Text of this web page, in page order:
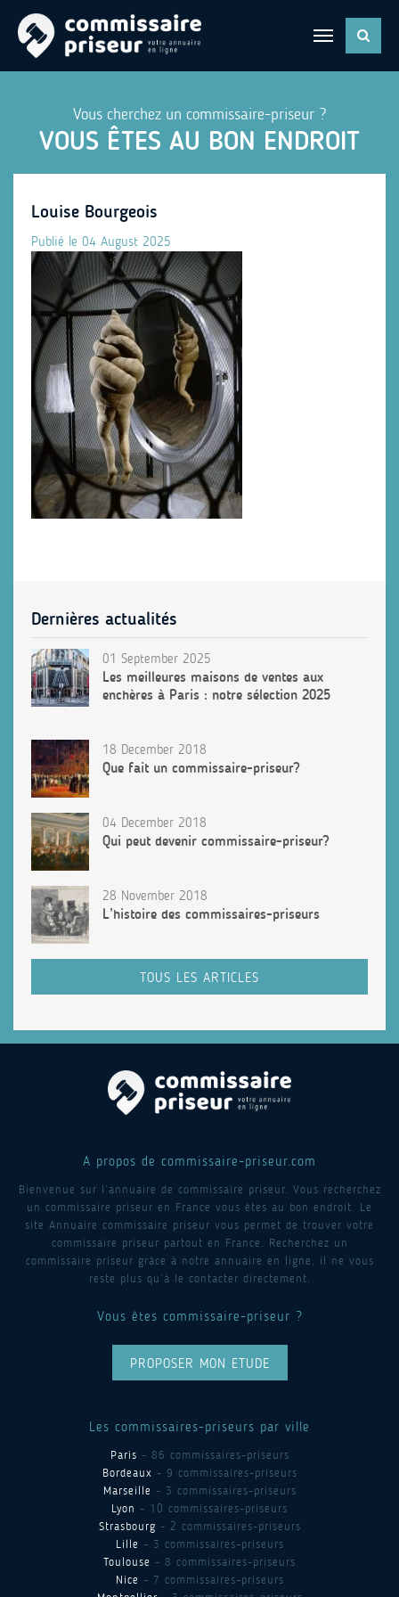
Vous cherchez un commissaire-priseur ?
VOUS ÊTES AU BON ENDROIT
Louise Bourgeois
Publié le 04 August 2025
Dernières actualités
01 September 2025
Les meilleures maisons de ventes aux
enchères à Paris : notre sélection 2025
18 December 2018
Que fait un commissaire-priseur?
04 December 2018
Qui peut devenir commissaire-priseur?
28 November 2018
L’histoire des commissaires-priseurs
TOUS LES ARTICLES
A propos de commissaire-priseur.com
Bienvenue sur l’annuaire de commissaire priseur. Vous recherchez
un commissaire priseur en France vous êtes au bon endroit. Le
site Annuaire commissaire priseur vous permet de trouver votre
commissaire priseur partout en France. Recherchez un
commissaire priseur grâce à notre annuaire en ligne, il ne vous
reste plus qu’à le contacter directement.
Vous êtes commissaire-priseur ?
PROPOSER MON ETUDE
Les commissaires-priseurs par ville
Paris - 86 commissaires-priseurs
Bordeaux - 9 commissaires-priseurs
Marseille - 3 commissaires-priseurs
Lyon - 10 commissaires-priseurs
Strasbourg - 2 commissaires-priseurs
Lille - 3 commissaires-priseurs
Toulouse - 8 commissaires-priseurs
Nice - 7 commissaires-priseurs